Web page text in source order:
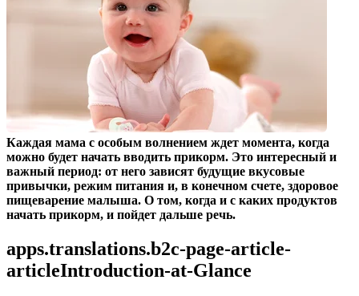
Каждая мама с особым волнением ждет момента, когда
можно будет начать вводить прикорм. Это интересный и
важный период: от него зависят будущие вкусовые
привычки, режим питания и, в конечном счете, здоровое
пищеварение малыша. О том, когда и с каких продуктов
начать прикорм, и пойдет дальше речь.
apps.translations.b2c-page-article-
articleIntroduction-at-Glance